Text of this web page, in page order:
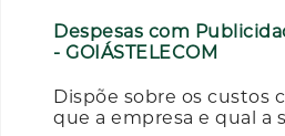
Despesas com
- GOIÁSTELECOM
Dispõe sobre os custos
que a empresa e qual a